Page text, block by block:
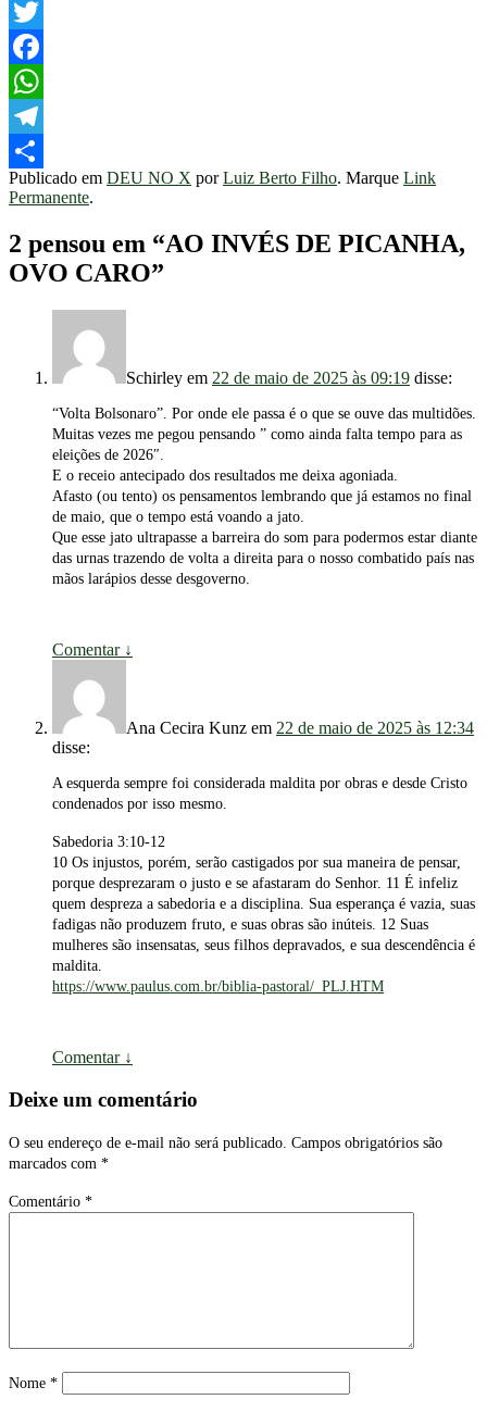
Twitter
Facebook
WhatsApp
Telegram
Share
Publicado em DEU NO X porLuiz Berto Filho. Marque Link
Permanente.
2 pensou em “AO INVÉS DE PICANHA,
OVO CARO”
Schirley em 22 de maio de 2025 às 09:19 disse:
“Volta Bolsonaro”. Por onde ele passa é o que se ouve das multidões.
Muitas vezes me pegou pensando ” como ainda falta tempo para as
eleições de 2026″.
E o receio antecipado dos resultados me deixa agoniada.
Afasto (ou tento) os pensamentos lembrando que já estamos no final
de maio, que o tempo está voando a jato.
Que esse jato ultrapasse a barreira do som para podermos estar diante
das urnas trazendo de volta a direita para o nosso combatido país nas
mãos larápios desse desgoverno.
Comentar ↓
Ana Cecira Kunz em 22 de maio de 2025 às 12:34
disse:
A esquerda sempre foi considerada maldita por obras e desde Cristo
condenados por isso mesmo.
Sabedoria 3:10-12
10 Os injustos, porém, serão castigados por sua maneira de pensar,
porque desprezaram o justo e se afastaram do Senhor. 11 É infeliz
quem despreza a sabedoria e a disciplina. Sua esperança é vazia, suas
fadigas não produzem fruto, e suas obras são inúteis. 12 Suas
mulheres são insensatas, seus filhos depravados, e sua descendência é
maldita.
https://www.paulus.com.br/biblia-pastoral/_PLJ.HTM
Comentar ↓
Deixe um comentário
O seu endereço de e-mail não será publicado. Campos obrigatórios são
marcados com *
Comentário *
Nome *